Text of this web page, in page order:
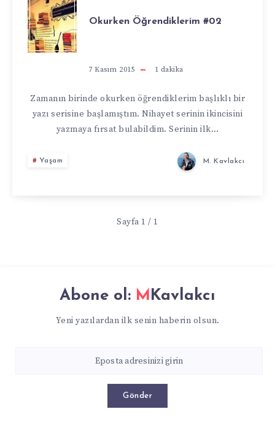
OKURKEN
Okurken Öğrendiklerim #02
7 Kasım 2015 1 dakika
Zamanın birinde okurken öğrendiklerim başlıklı bir
yazı serisine başlamıştım. Nihayet serinin ikincisini
yazmaya fırsat bulabildim. Serinin ilk…
Yaşam M. Kavlakcı
Sayfa 1 / 1
Abone ol: MKavlakcı
Yeni yazılardan ilk senin haberin olsun.
Gönder